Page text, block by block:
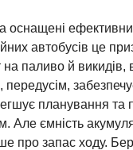
оснащені
автобусів це
паливо й викидів,
передусім,
планування та
Але ємність
про запас ходу.